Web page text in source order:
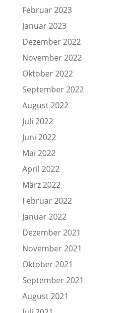
Februar 2023
Januar 2023
Dezember 2022
November 2022
Oktober 2022
September 2022
August 2022
Juli 2022
Juni 2022
Mai 2022
April 2022
März 2022
Februar 2022
Januar 2022
Dezember 2021
November 2021
Oktober 2021
September 2021
August 2021